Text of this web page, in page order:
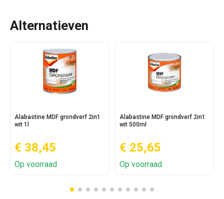
Alternatieven
Alabastine MDF grondverf 2in1
wit 1l
€ 38,45
Op voorraad
Alabastine MDF grondverf 2in1
wit 500ml
€ 25,65
Op voorraad